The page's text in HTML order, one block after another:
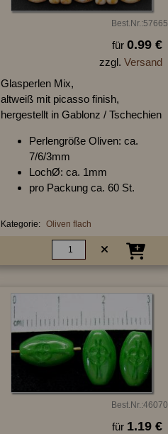
Best.Nr.:57665
für 0.99 €
zzgl. Versand
Glasperlen Mix,
altweiß mit picasso finish,
hergestellt in Gablonz / Tschechien
Perlengröße Oliven: ca.
7/6/3mm
LochØ: ca. 1mm
pro Packung ca. 60 St.
Kategorie: Oliven flach
Best.Nr.:46070
für 1.19 €